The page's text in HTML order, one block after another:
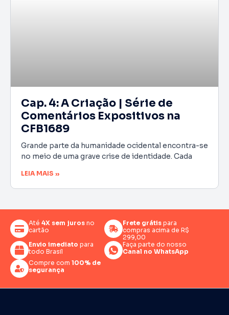
Cap. 4: A Criação | Série de
Comentários Expositivos na
CFB1689
Grande parte da humanidade ocidental encontra-se
no meio de uma grave crise de identidade. Cada
LEIA MAIS »
Até 4X sem juros no
cartão
Frete grátispara
compras acima de R$
299,00
Envio imediato para
todo Brasil
Faça parte do nosso
Canal no WhatsApp
Compre com 100% de
segurança